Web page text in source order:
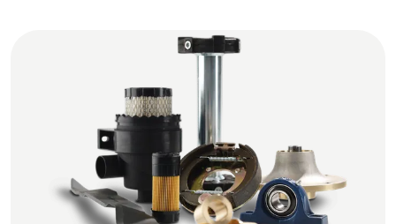
Piezas de repuesto originales Husqvarna